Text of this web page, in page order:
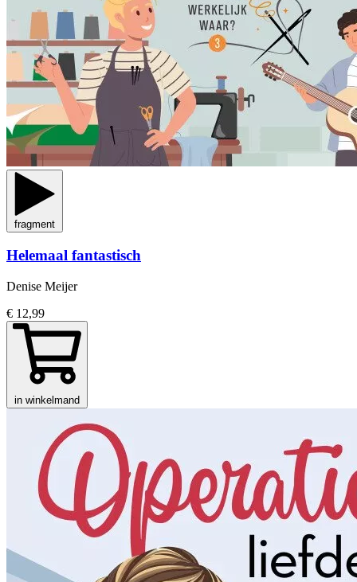
fragment
Helemaal fantastisch
Denise Meijer
€ 12,99
in winkelmand